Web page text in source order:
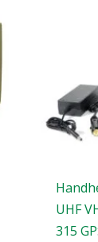
UHF
315